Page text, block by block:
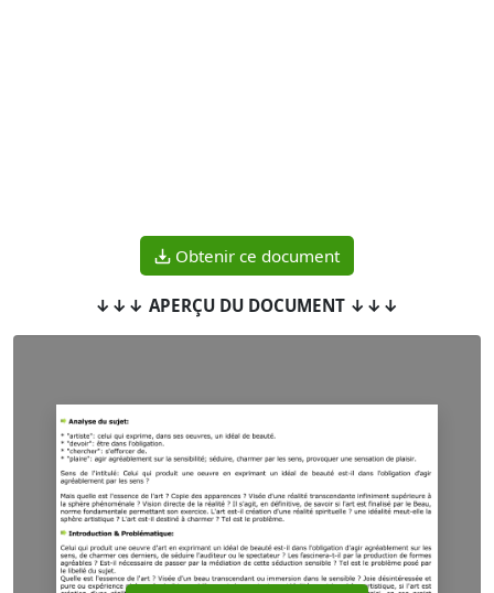
Obtenir ce document
↓↓↓ APERÇU DU DOCUMENT ↓↓↓